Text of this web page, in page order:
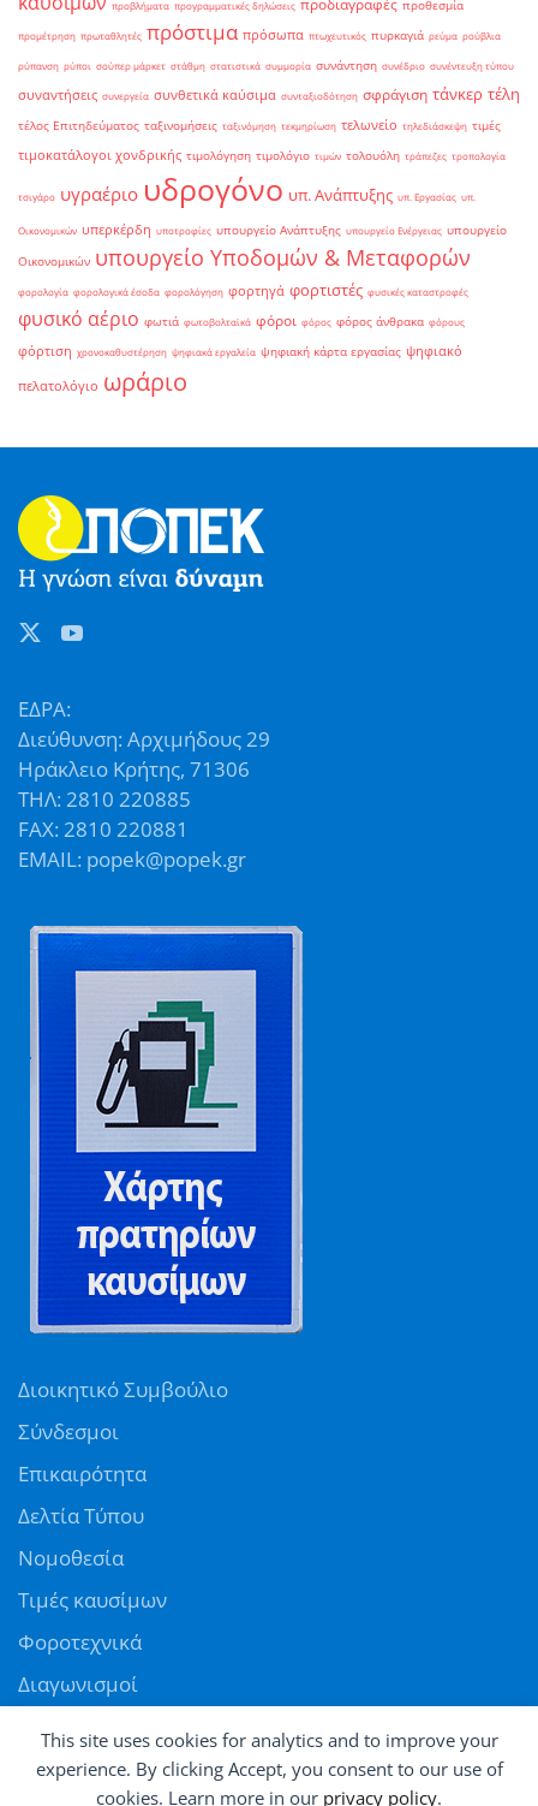
This site uses cookies for analytics and to improve your
experience. By clicking Accept, you consent to our use of
cookies. Learn more in our privacy policy.
προβλήματα προγραμματικές δηλώσεις προδιαγραφές προθεσμία
προμέτρηση πρωταθλητές πρόστιμα πρόσωπα πτωχευτικός πυρκαγιά ρεύμα ρούβλια
ρύπανση ρύποι σούπερ μάρκετ στάθμη στατιστικά συμμορία συνάντηση συνέδριο συνέντευξη τύπου
συναντήσεις συνεργεία συνθετικά καύσιμα συνταξιοδότηση σφράγιση τάνκερ τέλη
τέλος Επιτηδεύματος ταξινομήσεις ταξινόμηση τεκμηρίωση τελωνείο τηλεδιάσκεψη τιμές
τιμοκατάλογοι χονδρικής τιμολόγηση τιμολόγιο τιμών τολουόλη τράπεζες τροπολογία
τσιγάρο υγραέριο υδρογόνο υπ. Ανάπτυξης υπ. Εργασίας υπ.
Οικονομικών υπερκέρδη υποτροφίες υπουργείο Ανάπτυξης υπουργείο Ενέργειας υπουργείο
Οικονομικών υπουργείο Υποδομών & Μεταφορών
φορολογία φορολογικά έσοδα φορολόγηση φορτηγά φορτιστές φυσικές καταστροφές
φυσικό αέριο φωτιά φωτοβολταϊκά φόροι φόρος φόρος άνθρακα φόρους
φόρτιση χρονοκαθυστέρηση ψηφιακά εργαλεία ψηφιακή κάρτα εργασίας ψηφιακό
πελατολόγιο ωράριο
ΕΔΡΑ:
Διεύθυνση: Αρχιμήδους 29
Ηράκλειο Κρήτης, 71306
ΤΗΛ: 2810 220885
FAX: 2810 220881
EMAIL: popek@popek.gr
Διοικητικό Συμβούλιο
Σύνδεσμοι
Επικαιρότητα
Δελτία Τύπου
Νομοθεσία
Τιμές καυσίμων
Φοροτεχνικά
Διαγωνισμοί
Αγγελίες
Θέσεις εργασίας